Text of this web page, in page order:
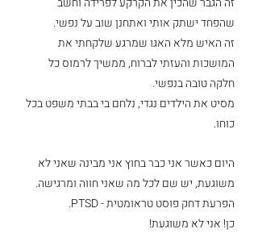
שהפחד ישתק אותי ואתחנן שוב על נפשי.
זה האיש מלא האגו שמרגע שלקחתי את
המושכות והעזתי לברוח, ממשיך לרמוס כל
חלקה טובה בנפשי.
מסיט את הילדים נגדי, נלחם בי בבתי משפט בכל
כוחו.
היום כאשר אני כבר בחוץ אני מבינה שאני לא
משוגעת, יש שם לכל מה שאני חווה ומרגישה.
הפרעת דחק פוסט טראומטית - PTSD.
כן! אני לא משוגעת!